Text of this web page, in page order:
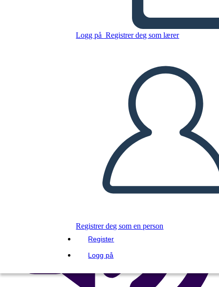
Logg på Registrer deg som lærer
Registrer deg som en person
Register
Logg på
Sweet Clara and the Freedom
Quilt Summary
Kopier dette storyboardet
LAGE ET STORYBOARD
SPILLE AV LYSBILDEFREMVISNING
LES FOR MEG